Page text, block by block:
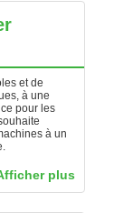
et de
à une
pour les
à un
plus